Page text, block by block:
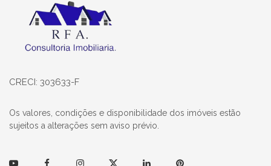
CRECI: 303633-F
Os valores, condições e disponibilidade dos imóveis estão
sujeitos a alterações sem aviso prévio.
YoutubeFacebookInstagramTwitter LinkedinPinterest